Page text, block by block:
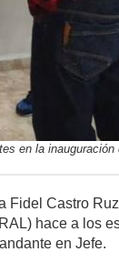
en la
Castro
hace a los
en Jefe.